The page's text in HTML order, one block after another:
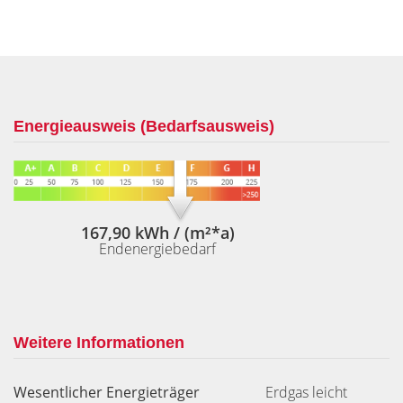
Energieausweis (Bedarfsausweis)
167,90 kWh / (m²*a)
Endenergiebedarf
Weitere Informationen
Wesentlicher Energieträger
Erdgas leicht